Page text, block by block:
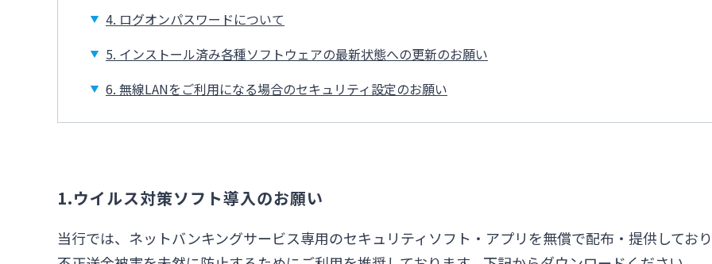
4. ログオンパスワードについて
5. インストール済み各種ソフトウェアの最新状態への更新のお願い
6. 無線LANをご利用になる場合のセキュリティ設定のお願い
1.ウイルス対策ソフト導入のお願い
当行では、ネットバンキングサービス専用のセキュリティソフト・アプリを無償で配布・提供してお